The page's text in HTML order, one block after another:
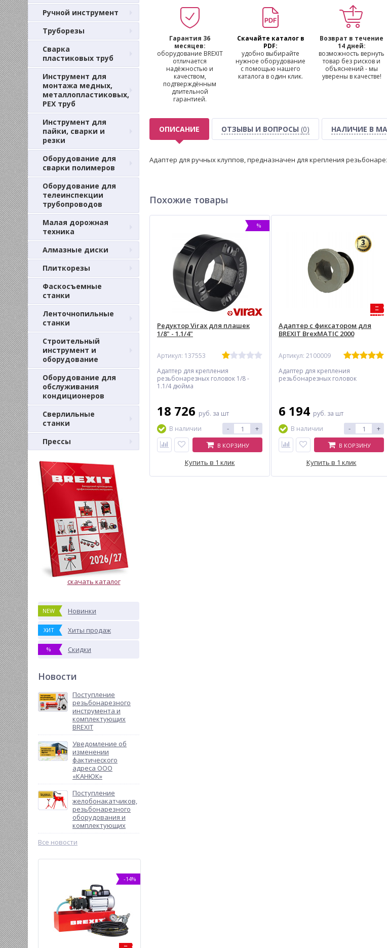
Ручной инструмент
Труборезы
Сварка
пластиковых труб
Инструмент для
монтажа медных,
металлопластиковых,
PEX труб
Инструмент для
пайки, сварки и
резки
Оборудование для
сварки полимеров
Оборудование для
телеинспекции
трубопроводов
Малая дорожная
техника
Алмазные диски
Плиткорезы
Фаскосъемные
станки
Ленточнопильные
станки
Строительный
инструмент и
оборудование
Оборудование для
обслуживания
кондиционеров
Сверлильные
станки
Прессы
скачать каталог
NEW Новинки
ХИТ Хиты продаж
% Скидки
Новости
Поступление
резьбонарезного
инструмента и
комплектующих
BREXIT
Уведомление об
изменении
фактического
адреса ООО
«КАНЮК»
Поступление
желобонакатчиков,
резьбонарезного
оборудования и
комплектующих
Все новости
-9% -14%
Гарантия 36
месяцев:
оборудование BREXIT
отличается
надёжностью и
качеством,
подтверждённым
длительной
гарантией.
Скачайте каталог в
PDF:
удобно выбирайте
нужное оборудование
с помощью нашего
каталога в один клик.
Возврат в течение
14 дней:
возможность вернуть
товар без рисков и
объяснений - мы
уверены в качестве!
ОПИСАНИЕ ОТЗЫВЫ И ВОПРОСЫ (0) НАЛИЧИЕ В
Адаптер для ручных клуппов, предназначен для крепления
Похожие товары
%
Редуктор Virax для плашек
1/8" - 1.1/4"
Артикул: 137553
Адаптер для крепления
резьбонарезных головок 1/8 -
1.1/4 дюйма
18 726 руб. за шт
В наличии
- +
В КОРЗИНУ
Купить в 1 клик
Адаптер с фиксатором для
BREXIT BrexMATIC 2000
Артикул: 2100009
Адаптер для крепления
резьбонарезных головок
6 194 руб. за шт
В наличии
- +
В КОРЗИНУ
Купить в 1 клик